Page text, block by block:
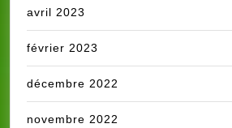
avril 2023
février 2023
décembre 2022
novembre 2022